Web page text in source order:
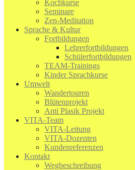
Kochkurse
Seminare
Zen-Meditation
Sprache & Kultur
Fortbildungen
Lehrerfortbildungen
Schülerfortbildungen
TEAM-Trainings
Kinder Sprachkurse
Umwelt
Wandertouren
Blütenprojekt
Anti Plasik Projekt
VITA-Team
VITA-Leitung
VITA-Dozenten
Kundenreferenzen
Kontakt
Wegbeschreibung